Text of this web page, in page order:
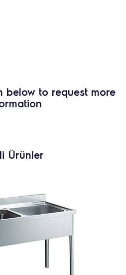
below to request more
Ürünler